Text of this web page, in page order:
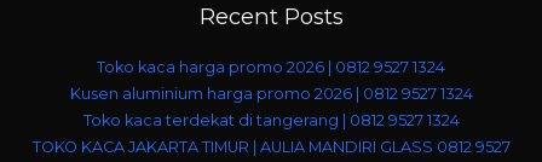
Recent Posts
Toko kaca harga promo 2026 | 0812 9527 1324
Kusen aluminium harga promo 2026 | 0812 9527 1324
Toko kaca terdekat di tangerang | 0812 9527 1324
TOKO KACA JAKARTA TIMUR | AULIA MANDIRI GLASS 0812 9527